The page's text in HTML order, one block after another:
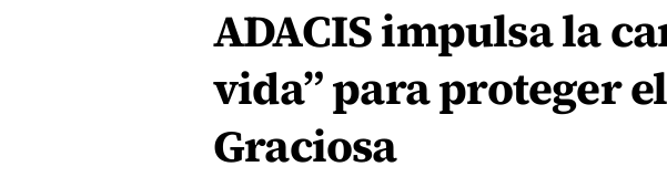
ADACIS impulsa la
vida” para proteger
Graciosa